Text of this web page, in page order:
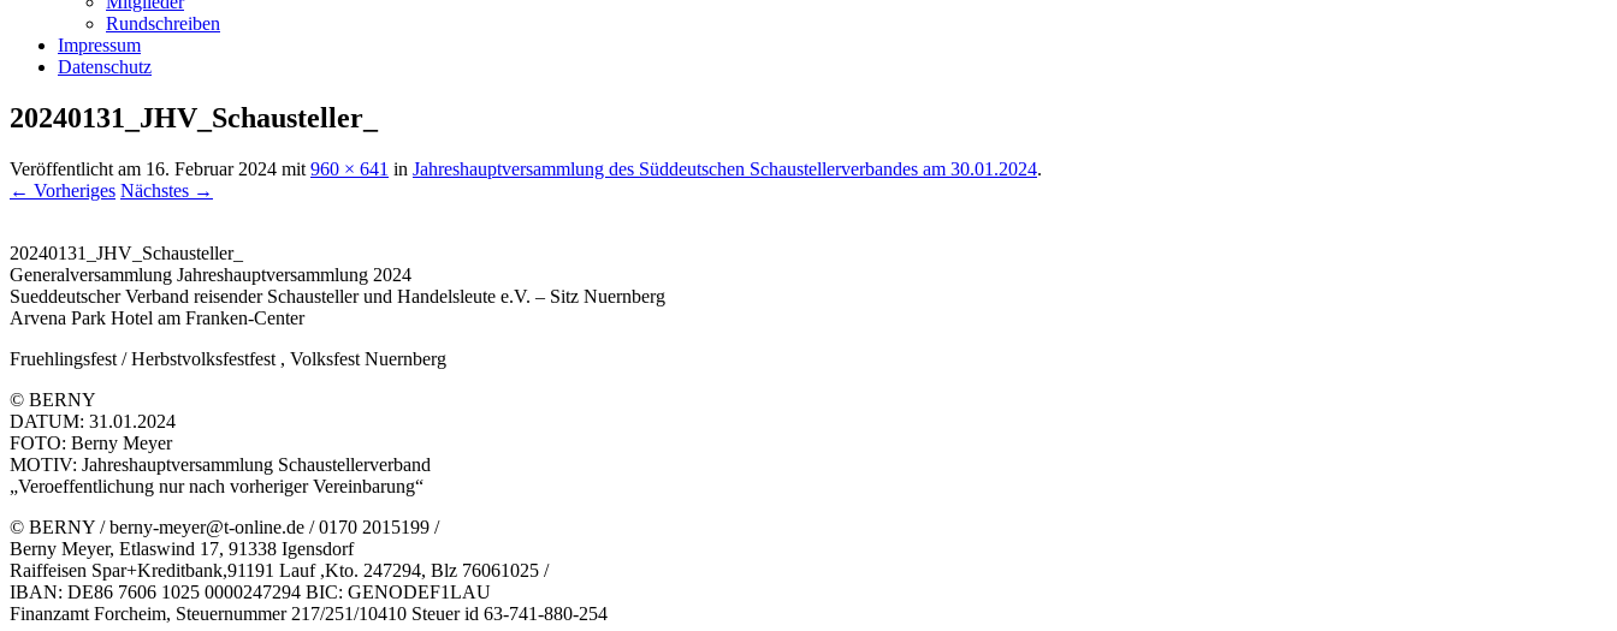
Rundschreiben
Impressum
Datenschutz
20240131_JHV_Schausteller_
Veröffentlicht am 16. Februar 2024 mit 960 × 641 in Jahreshauptversammlung des Süddeutschen Schaustellerverbandes am 30.01.2024.
← Vorheriges Nächstes →
20240131_JHV_Schausteller_
Generalversammlung Jahreshauptversammlung 2024
Sueddeutscher Verband reisender Schausteller und Handelsleute e.V. – Sitz Nuernberg
Arvena Park Hotel am Franken-Center
Fruehlingsfest / Herbstvolksfestfest , Volksfest Nuernberg
© BERNY
DATUM: 31.01.2024
FOTO: Berny Meyer
MOTIV: Jahreshauptversammlung Schaustellerverband
„Veroeffentlichung nur nach vorheriger Vereinbarung“
© BERNY / berny-meyer@t-online.de / 0170 2015199 /
Berny Meyer, Etlaswind 17, 91338 Igensdorf
Raiffeisen Spar+Kreditbank,91191 Lauf ,Kto. 247294, Blz 76061025 /
IBAN: DE86 7606 1025 0000247294 BIC: GENODEF1LAU
Finanzamt Forcheim, Steuernummer 217/251/10410 Steuer id 63-741-880-254